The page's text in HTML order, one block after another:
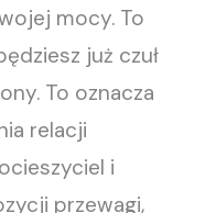
mocy. To
już czuł
To oznacza
relacji
i
przewagi,